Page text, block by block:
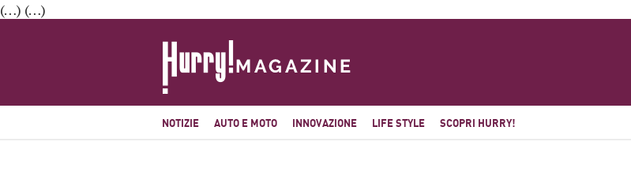
(…) (…)
NOTIZIE AUTO E MOTO INNOVAZIONE LIFE STYLE SCOPRI HURRY!